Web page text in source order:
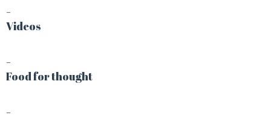
–
Videos
–
Food for thought
–